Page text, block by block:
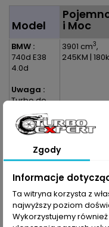
Model i Moc
BMW :
740d E38
4.0d
Uwaga :
Turbo do
Cyl 5-8
BiTurbo |
TwinTurbo
3901 cm3,
245KM |
Zgody
Informacje
Ta witryna korzysta z
najwyższy poziom
Wykorzystujemy